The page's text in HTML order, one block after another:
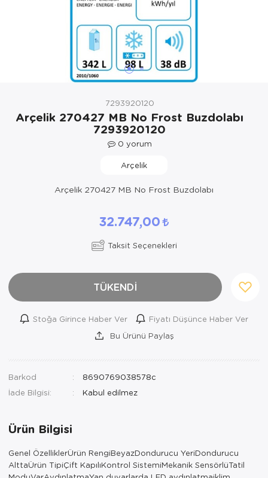
Kozmetik, Kişisel Bakım ve Sağlık
7293920120
Arçelik 270427 MB No Frost Buzdolabı
7293920120
0 yorum
Arçelik
Arçelik 270427 MB No Frost Buzdolabı
32.747,00
Taksit Seçenekleri
TÜKENDİ
Stoğa Girince Haber Ver
Fiyatı Düşünce Haber Ver
Bu Ürünü Paylaş
Barkod
8690769038578c
İade Bilgisi:
Ürün Bilgisi
Genel ÖzelliklerÜrün RengiBeyazDondurucu YeriDondurucu
AlttaÜrün TipiÇift KapılıKontrol SistemiMekanik SensörlüTatil